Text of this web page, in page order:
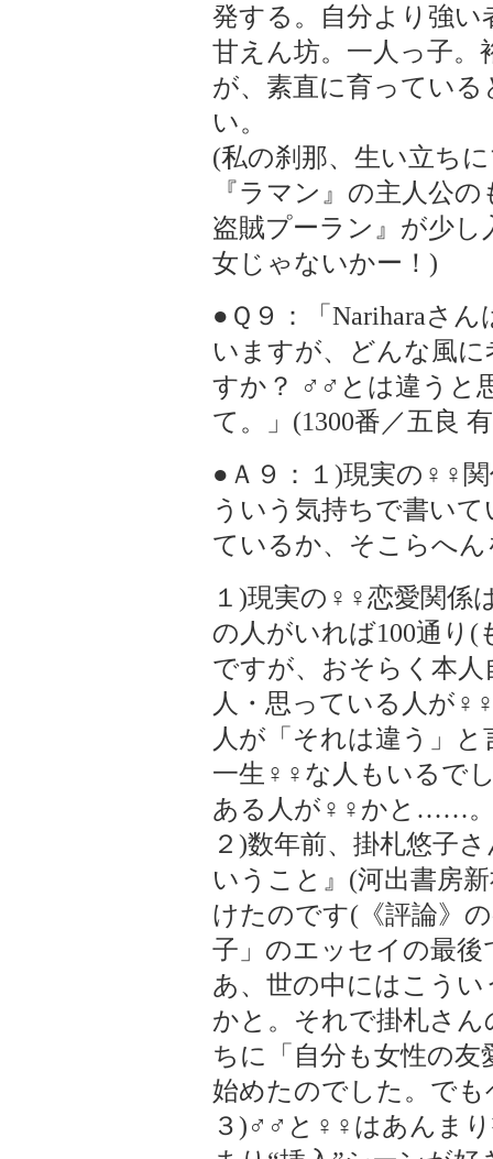
発する。自分より強
甘えん坊。一人っ子
が、素直に育ってい
い。
(私の刹那、生い立ち
『ラマン』の主人公
盗賊プーラン』が少
女じゃないかー！)
●Ｑ９：「Nariharaさ
いますが、どんな風
すか？ ♂♂とは違うと
て。」(1300番／五良
●Ａ９：１)現実の♀♀
ういう気持ちで書い
ているか、そこらへ
１)現実の♀♀恋愛関係
の人がいれば100通り
ですが、おそらく本
人・思っている人が
人が「それは違う」
一生♀♀な人もいるで
ある人が♀♀かと……
２)数年前、掛札悠子
いうこと』(河出書房
けたのです(《評論》
子」のエッセイの最
あ、世の中にはこう
かと。それで掛札さ
ちに「自分も女性の
始めたのでした。で
３)♂♂と♀♀はあんま